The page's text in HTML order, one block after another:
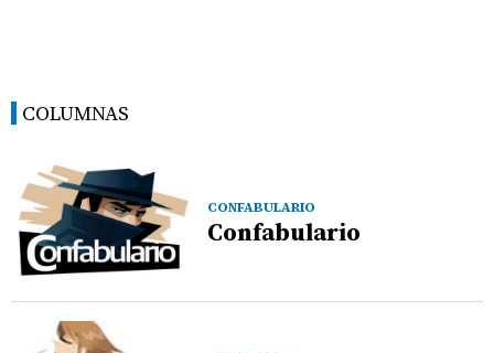
COLUMNAS
CONFABULARIO
Confabulario